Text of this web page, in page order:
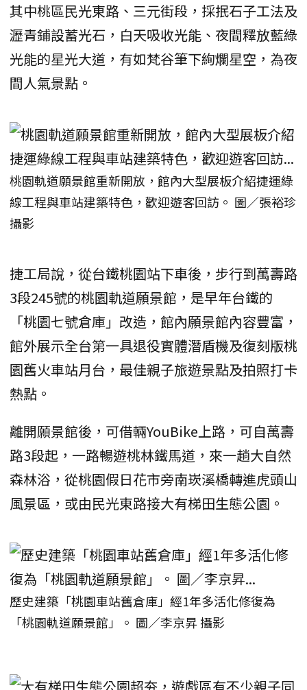
其中桃區民光東路、三元街段，採抿石子工法及
瀝青鋪設蓄光石，白天吸收光能、夜間釋放藍綠
光能的星光大道，有如梵谷筆下絢爛星空，為夜
間人氣景點。
桃園軌道願景館重新開放，館內大型展板介紹捷運綠
線工程與車站建築特色，歡迎遊客回訪。 圖／張裕珍
攝影
捷工局說，從台鐵桃園站下車後，步行到萬壽路
3段245號的桃園軌道願景館，是早年台鐵的
「桃園七號倉庫」改造，館內願景館內容豐富，
館外展示全台第一具退役實體潛盾機及復刻版桃
園舊火車站月台，最佳親子旅遊景點及拍照打卡
熱點。
離開願景館後，可借輛YouBike上路，可自萬壽
路3段起，一路暢遊桃林鐵馬道，來一趟大自然
森林浴，從桃園假日花市旁南崁溪橋轉進虎頭山
風景區，或由民光東路接大有梯田生態公園。
歷史建築「桃園車站舊倉庫」經1年多活化修復為
「桃園軌道願景館」。 圖／李京昇 攝影